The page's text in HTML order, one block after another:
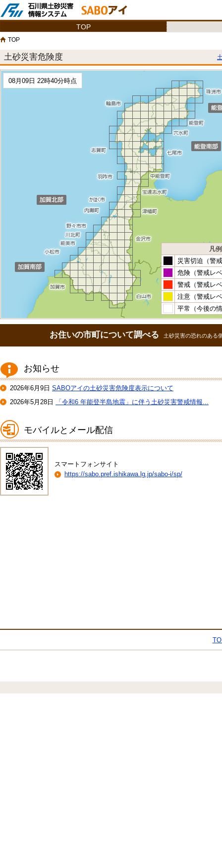
TOP
TOP
土砂災害危険度
08月09日 22時40分時点
凡例
災害切迫（警
危険（警戒レ
警戒（警戒レ
注意（警戒レ
平常（今後の
お住いの市町について調べる 土砂災害の恐れのある
お知らせ
2026年6月9日 SABOアイの土砂災害危険度表示について
2026年5月28日
「令和6 年能登半島地震」に伴う土砂災害警戒情報...
モバイルとメール配信
スマートフォンサイト
https://sabo.pref.ishikawa.lg.jp/sabo-i/sp/